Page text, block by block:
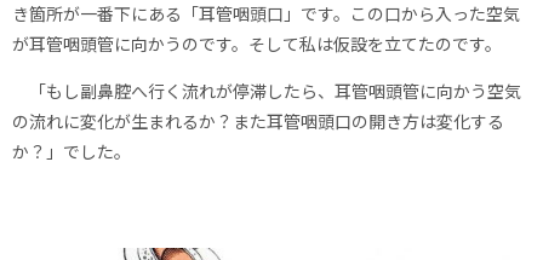
き箇所が一番下にある「耳管咽頭口」です。この口から入った空気
が耳管咽頭管に向かうのです。そして私は仮設を立てたのです。
「もし副鼻腔へ行く流れが停滞したら、耳管咽頭管に向かう空気
の流れに変化が生まれるか？また耳管咽頭口の開き方は変化する
か？」でした。